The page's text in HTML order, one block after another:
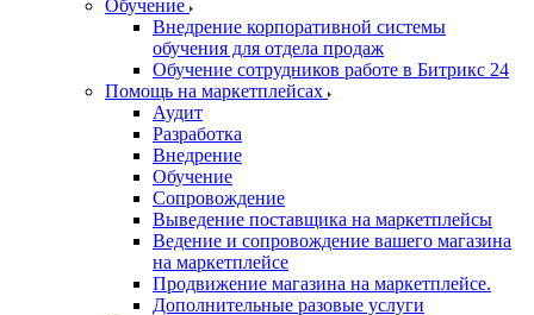
Обучение
Внедрение корпоративной системы
обучения для отдела продаж
Обучение сотрудников работе в Битрикс 24
Помощь на маркетплейсах
Аудит
Разработка
Внедрение
Обучение
Сопровождение
Выведение поставщика на маркетплейсы
Ведение и сопровождение вашего магазина
на маркетплейсе
Продвижение магазина на маркетплейсе.
Дополнительные разовые услуги